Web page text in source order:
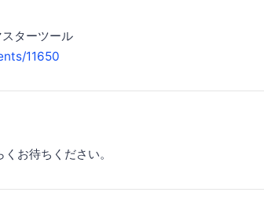
ターツール
11650
お待ちください。